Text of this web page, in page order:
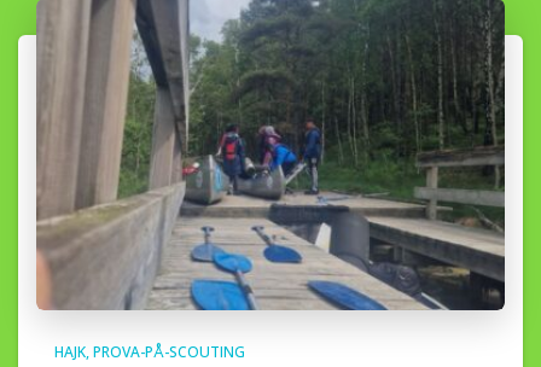
HAJK PROVA-PÅ-SCOUTING